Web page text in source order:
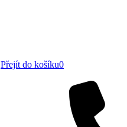
Přejít do košíku0